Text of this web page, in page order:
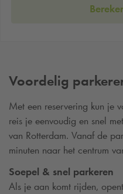
Voordelig
Met een reservering kun je
reis je eenvoudig en snel
van Rotterdam. Vanaf de
minuten naar het centrum
Soepel & snel parkeren
Als je aan komt rijden,